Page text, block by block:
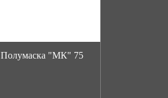
Полумаска "МК" 75